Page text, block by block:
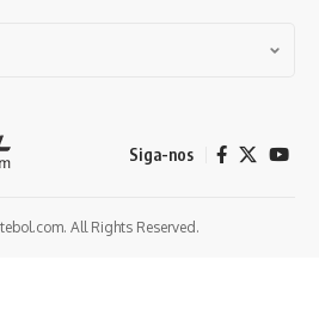
Siga-nos
All Rights Reserved.